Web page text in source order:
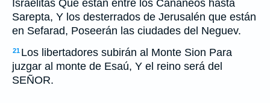
Israelitas Que están entre los Cananeos hasta
Sarepta, Y los desterrados de Jerusalén que están
en Sefarad, Poseerán las ciudades del Neguev.
21 Los libertadores subirán al Monte Sion Para
juzgar al monte de Esaú, Y el reino será del
SEÑOR.